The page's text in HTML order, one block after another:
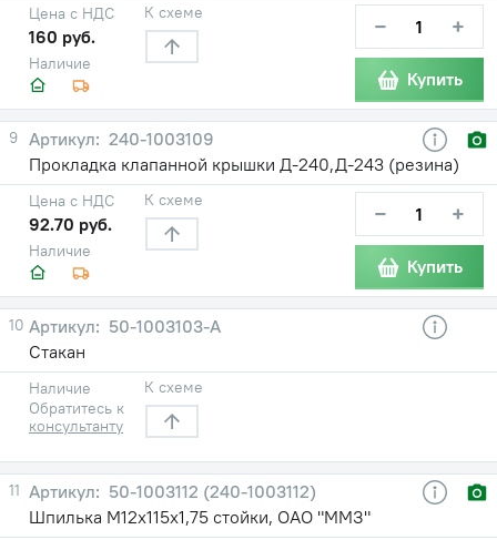
Наличие
Цена с НДС
160 руб.
К схеме − +
Купить
9
240-1003109
Прокладка клапанной крышки Д-240,Д-243 (резина)
Наличие
Цена с НДС
92.70 руб.
К схеме − +
Купить
10
50-1003103-А
Стакан
Наличие
Обратитесь к
консультанту
К схеме
11
50-1003112 (240-1003112)
Шпилька М12х115х1,75 стойки, ОАО "ММЗ"